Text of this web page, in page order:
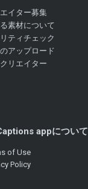
イター募集
素材について
ティチェック
アップロード
リエイター
appについて
of Use
Policy